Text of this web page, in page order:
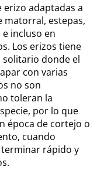
adaptadas a
matorral, estepas,
incluso en
Los erizos tiene
donde el
con varias
no son
toleran la
por lo que
época de cortejo o
cuando
rápido y